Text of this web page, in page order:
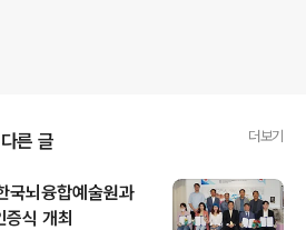
른 글 더보기
국뇌융합예술원과
식 개최